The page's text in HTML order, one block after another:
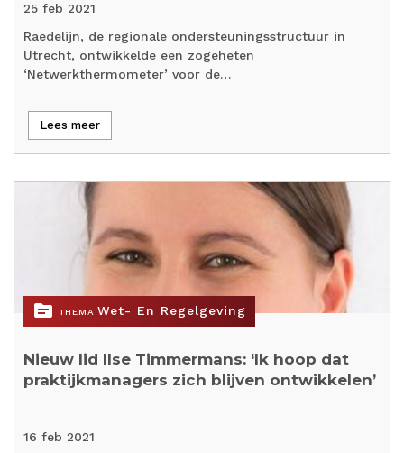
25 feb 2021
Raedelijn, de regionale ondersteuningsstructuur in
Utrecht, ontwikkelde een zogeheten
‘Netwerkthermometer’ voor de…
Lees meer
topic THEMA Wet- En Regelgeving
Nieuw lid Ilse Timmermans: ‘Ik hoop dat
praktijkmanagers zich blijven ontwikkelen’
16 feb 2021